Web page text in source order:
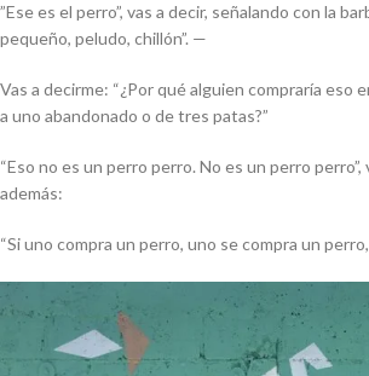
”Ese es el perro”, vas a decir, señalando con la
pequeño, peludo, chillón”. —
Vas a decirme: “¿Por qué alguien compraría eso
a uno abandonado o de tres patas?”
“Eso no es un perro perro. No es un perro
además:
“Si uno compra un perro, uno se compra un perro,